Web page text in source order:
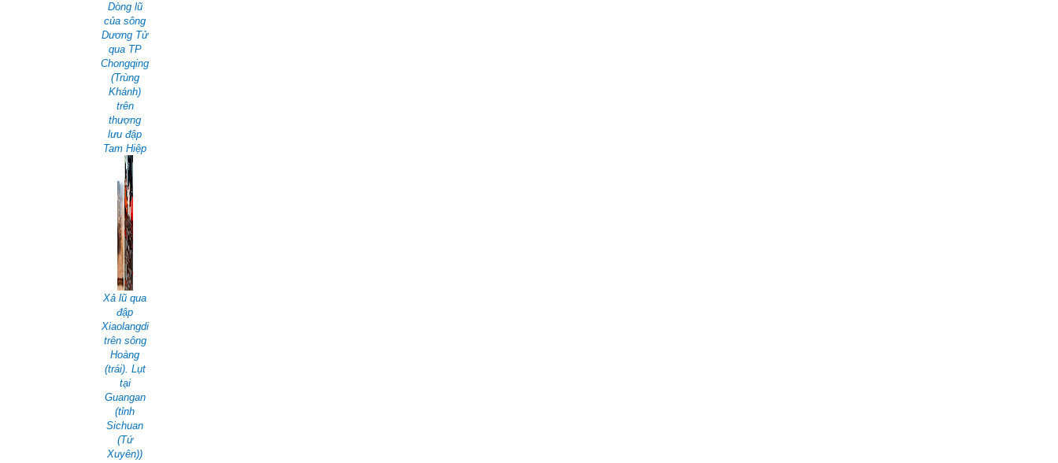
Dòng lũ
của sông
Dương Tử
qua TP
Chongqing
(Trùng
Khánh)
trên
thượng
lưu đập
Tam Hiệp
Xả lũ qua
đập
Xiaolangdi
trên sông
Hoàng
(trái). Lụt
tại
Guangan
(tỉnh
Sichuan
(Tứ
Xuyên))